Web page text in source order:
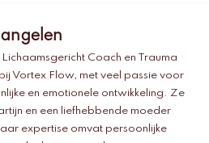
Coach en Trauma
Vortex Flow, met veel passie voor
en emotionele ontwikkeling. Ze
en een liefhebbende moeder
expertise omvat persoonlijke